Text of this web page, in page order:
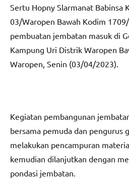
Sertu Hopny Slarmanat Babinsa
03/Waropen Bawah Kodim
pembuatan jembatan masuk di
Kampung Uri Distrik Waropen
Waropen, Senin (03/04/2023).
Kegiatan pembangunan
bersama pemuda dan pengurus
melakukan pencampuran
kemudian dilanjutkan dengan
pondasi jembatan.